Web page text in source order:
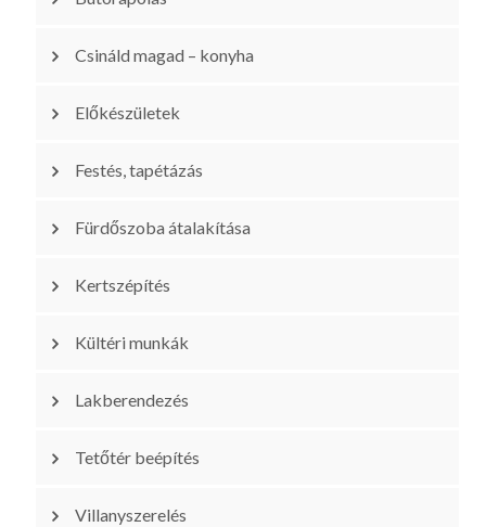
Csináld magad – konyha
Előkészületek
Festés, tapétázás
Fürdőszoba átalakítása
Kertszépítés
Kültéri munkák
Lakberendezés
Tetőtér beépítés
Villanyszerelés